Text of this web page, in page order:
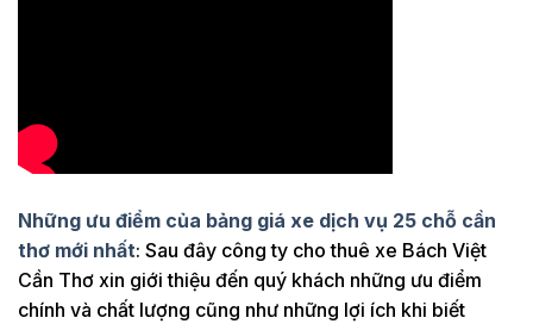
Những ưu điểm của bảng giá xe dịch vụ 25 chỗ cần
thơ mới nhất: Sau đây công ty cho thuê xe Bách Việt
Cần Thơ xin giới thiệu đến quý khách những ưu điểm
chính và chất lượng cũng như những lợi ích khi biết